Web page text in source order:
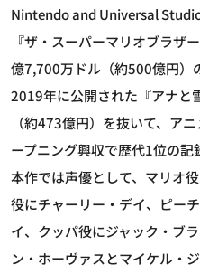
Nintendo and Universal
『ザ・スーパーマリオブラザ
億7,700万ドル（約500億円）
2019年に公開された『アナと
（約473億円）を抜いて、ア
ープニング興収で歴代1位の記
本作では声優として、マリオ
役にチャーリー・デイ、ピー
イ、クッパ役にジャック・ブ
ン・ホーヴァスとマイケル・